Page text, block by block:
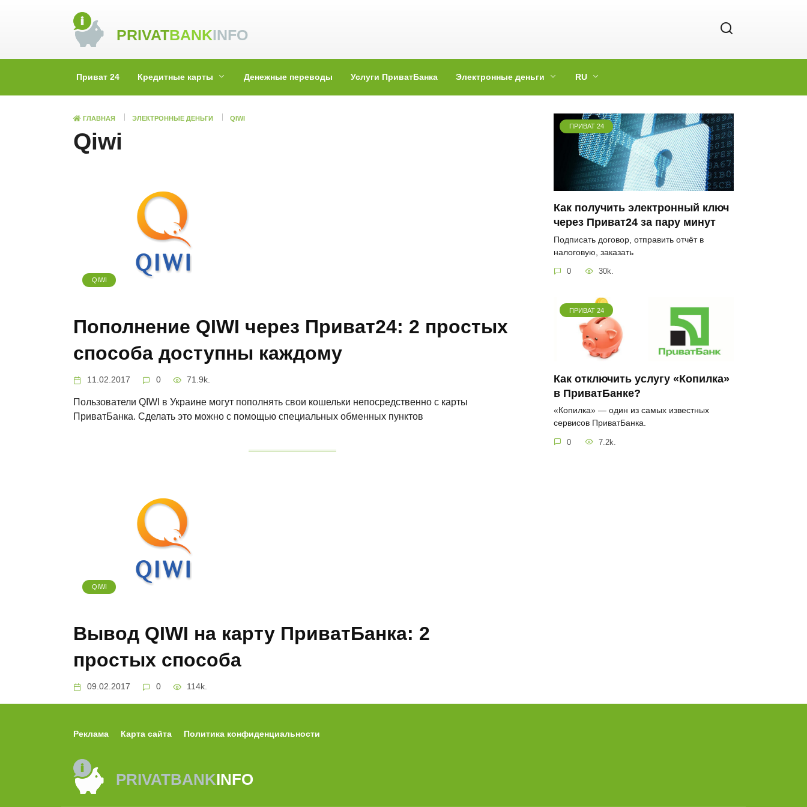
PRIVATBANKINFO
Приват 24 Кредитные карты Денежные переводы Услуги ПриватБанка Электронные деньги RU
ГЛАВНАЯ ЭЛЕКТРОННЫЕ ДЕНЬГИ QIWI
Qiwi
QIWI
Пополнение QIWI через Приват24: 2 простых
способа доступны каждому
11.02.2017 0 71.9k.
Пользователи QIWI в Украине могут пополнять свои кошельки непосредственно с карты
ПриватБанка. Сделать это можно с помощью специальных обменных пунктов
QIWI
Вывод QIWI на карту ПриватБанка: 2
простых способа
09.02.2017 0 114k.
ПРИВАТ 24
Как получить электронный ключ
через Приват24 за пару минут
Подписать договор, отправить отчёт в
налоговую, заказать
0 30k.
ПРИВАТ 24
Как отключить услугу «Копилка»
в ПриватБанке?
«Копилка» — один из самых известных
сервисов ПриватБанка.
0 7.2k.
Реклама Карта сайта Политика конфиденциальности
PRIVATBANKINFO